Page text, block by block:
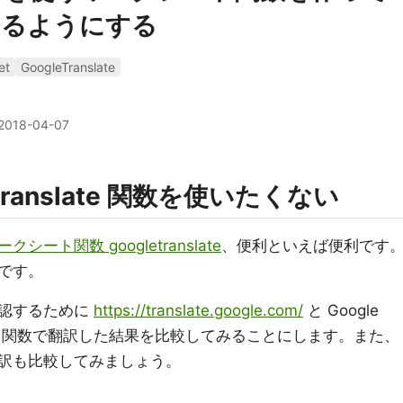
ようにする
GoogleTranslate
04-07
関数を使いたくない
クシート関数 googletranslate、便利といえば便利です
す。
するために https://translate.google.com/ と Google
で翻訳した結果を比較してみることにします。また、
も比較してみましょう。